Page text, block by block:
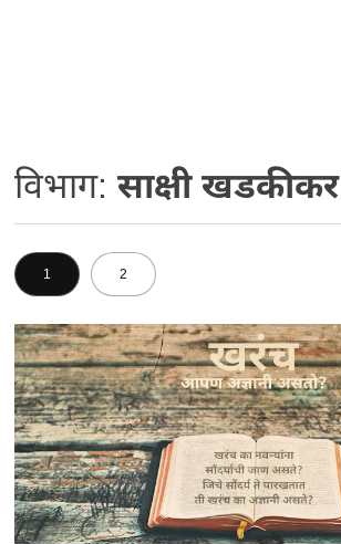
विभाग:साक्षी खडकीकर
1 2